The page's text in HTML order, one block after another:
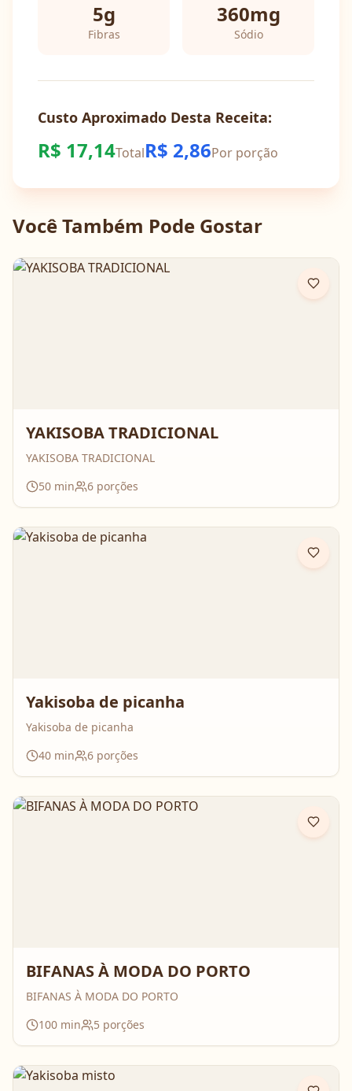
5g
Fibras
360mg
Sódio
Custo Aproximado Desta Receita:
R$ 17,14TotalR$ 2,86Por porção
Você Também Pode Gostar
YAKISOBA TRADICIONAL
YAKISOBA TRADICIONAL
50 min 6 porções
Yakisoba de picanha
Yakisoba de picanha
40 min 6 porções
BIFANAS À MODA DO PORTO
BIFANAS À MODA DO PORTO
100 min 5 porções